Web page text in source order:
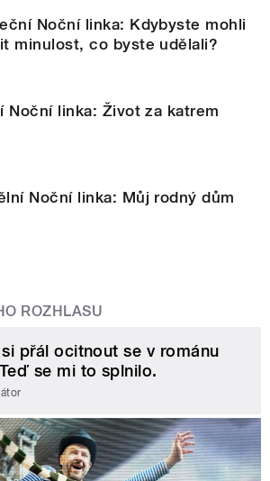
Noční linka: Kdybyste mohli
minulost, co byste udělali?
Noční linka: Život za katrem
Noční linka: Můj rodný dům
ROZHLASU
přál ocitnout se v románu
se mi to splnilo.